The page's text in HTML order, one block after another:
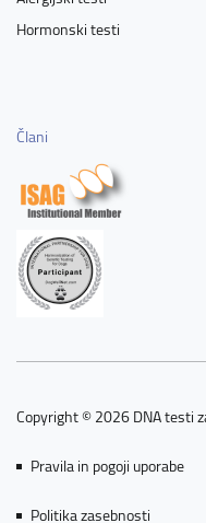
Hormonski testi
Člani
Copyright © 2026 DNA testi
Pravila in pogoji uporabe
Politika zasebnosti